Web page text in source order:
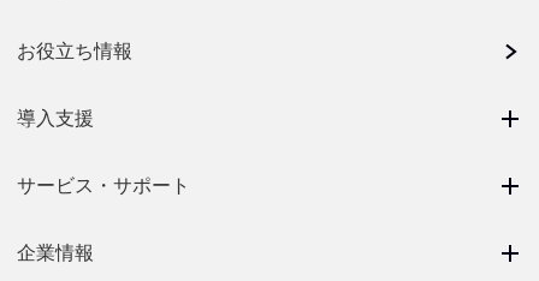
お役立ち情報
導入支援
サービス・サポート
企業情報